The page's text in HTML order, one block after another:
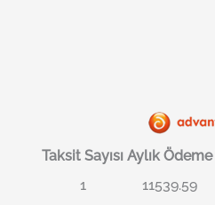
Taksit Sayısı Aylık Ödeme
1
11539.59